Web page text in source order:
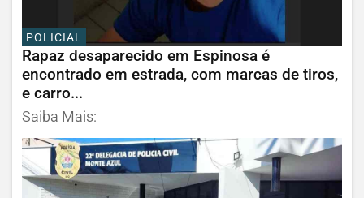
POLICIAL
Rapaz desaparecido em Espinosa é
encontrado em estrada, com marcas de tiros,
e carro...
Saiba Mais: